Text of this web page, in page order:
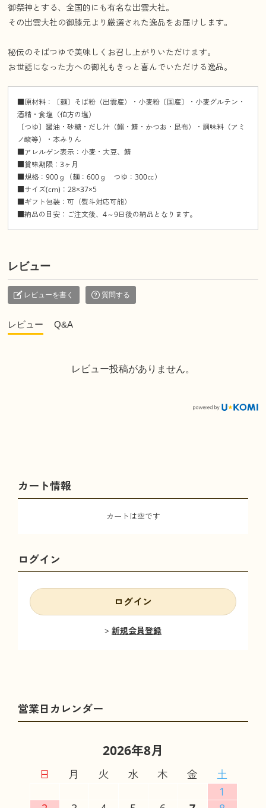
御祭神とする、全国的にも有名な出雲大社。
その出雲大社の御膝元より厳選された逸品をお届けします。
秘伝のそばつゆで美味しくお召し上がりいただけます。
お世話になった方への御礼もきっと喜んでいただける逸品。
■原材料：〔麺〕そば粉（出雲産）・小麦粉〔国産〕・小麦グルテン・
酒精・食塩（伯方の塩）
〔つゆ〕醤油・砂糖・だし汁（鰯・鯖・かつお・昆布）・調味料（アミ
ノ酸等）・本みりん
■アレルゲン表示：小麦・大豆、鯖
■賞味期限：3ヶ月
■規格：900ｇ（麺：600ｇ つゆ：300㏄）
■サイズ(cm)：28×37×5
■ギフト包装：可（熨斗対応可能）
■納品の目安：ご注文後、4～9日後の納品となります。
レビュー
レビューを書く 質問する
レビュー Q&A
レビュー投稿がありません。
カート情報
カートは空です
ログイン
ログイン
新規会員登録
2026年8月
日 月 火 水 木 金
土
1